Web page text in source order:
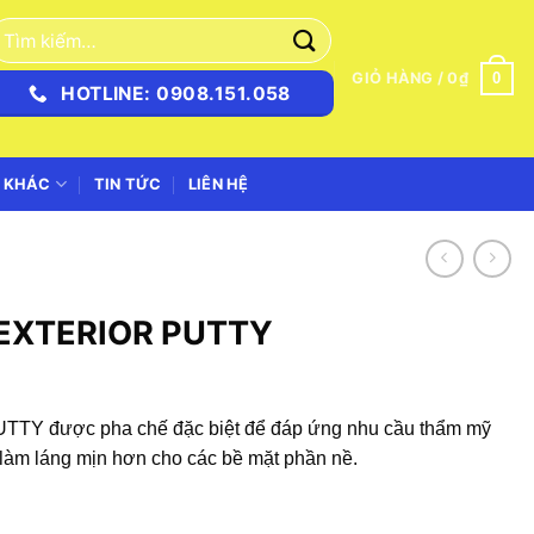
HOTLINE: 0908.151.058
GIỎ HÀNG /0₫ 0
KHÁC TIN TỨC LIÊN HỆ
PUTTY
được pha chế đặc biệt để đáp ứng nhu cầu thẩm mỹ
láng mịn hơn cho các bề mặt phần nề.